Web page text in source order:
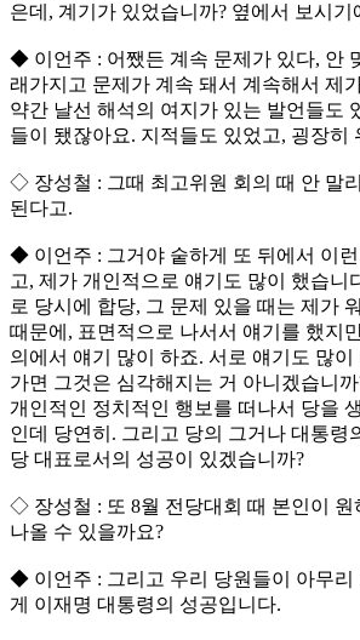
은데, 계기가 있었습니까? 옆에서 보시기
◆ 이언주 : 어쨌든 계속 문제가 있다, 안
래가지고 문제가 계속 돼서 계속해서 제
약간 날선 해석의 여지가 있는 발언들도
들이 됐잖아요. 지적들도 있었고, 굉장히
◇ 장성철 : 그때 최고위원 회의 때 안 말
된다고.
◆ 이언주 : 그거야 숱하게 또 뒤에서 이
고, 제가 개인적으로 얘기도 많이 했습니
로 당시에 합당, 그 문제 있을 때는 제가
때문에, 표면적으로 나서서 얘기를 했지
의에서 얘기 많이 하죠. 서로 얘기도 많이
가면 그것은 심각해지는 거 아니겠습니까
개인적인 정치적인 행보를 떠나서 당을
인데 당연히. 그리고 당의 그거나 대통령
당 대표로서의 성공이 있겠습니까?
◇ 장성철 : 또 8월 전당대회 때 본인이 원
나올 수 있을까요?
◆ 이언주 : 그리고 우리 당원들이 아무리
게 이재명 대통령의 성공입니다.